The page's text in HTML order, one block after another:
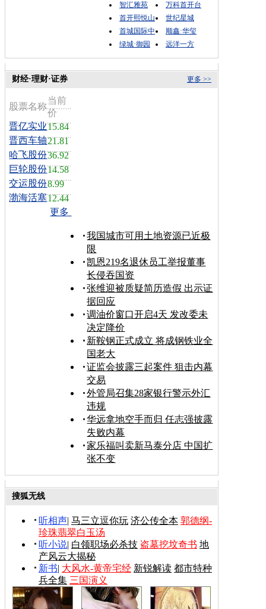
智汇雅苑
万科首开台
首开熙悦山
世纪星城
首城国际中
顺鑫·华玺
绿城·御园
远洋一方
更多 >>
财经·理财·证券
股票名称
当前
价
晋亿实业15.84
晋西车轴21.81
哈飞股份36.92
巨轮股份14.58
交运股份8.99
渤海活塞12.44
更多
我国城市可用土地资源已近极
限
凯恩219名退休员工举报董事
长侵吞国资
张维迎被质疑简历造假 出示证
据回应
调油价窗口开启4天 发改委未
决定降价
新鞍钢正式成立 将成钢铁业全
国老大
证监会披露三起案件 狙击内幕
交易
外管局召集28家银行警示外汇
违规
华远拿地空手而归 任志强披露
失败内幕
家乐福叫卖新马泰分店 中国扩
张不变
搜狐无线
听相声| 马三立逗你玩 济公传全本 郭德纲-
珍珠翡翠白玉汤
听小说| 白领职场必杀技 盗墓挖坟奇书 地
产风云大揭秘
新书| 大风水-黄帝宅经 新锐解读 都市特种
兵全集 三国演义